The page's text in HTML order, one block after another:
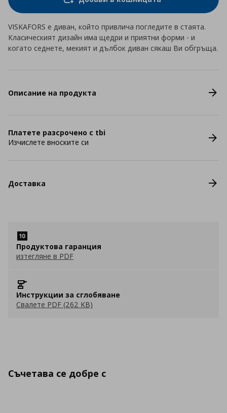
VISKAFORS е диван, който привлича погледите в стаята.
Класическият дизайн има щедри и приятни форми - и
когато седнете, мекият и дълбок диван сякаш Ви обгръща.
Описание на продукта
Платете разсрочено с tbi
Изчислете вноските си
Доставка
Продуктова гаранция
изтегляне в PDF
Инструкции за сглобяване
Свалете PDF (262 KB)
Съчетава се добре с